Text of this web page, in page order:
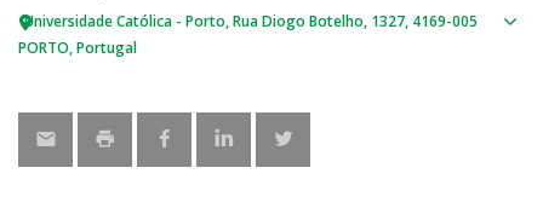
Universidade Católica - Porto Rua Diogo Botelho, 1327 4169-005
PORTO Portugal